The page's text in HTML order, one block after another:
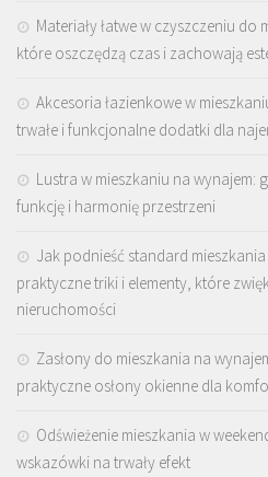
Materiały łatwe w czyszczeniu
które oszczędzą czas i zachowają
Akcesoria łazienkowe w
trwałe i funkcjonalne dodatki dla
Lustra w mieszkaniu na wynajem:
funkcję i harmonię przestrzeni
Jak podnieść standard
praktyczne triki i elementy, które
nieruchomości
Zasłony do mieszkania na
praktyczne osłony okienne dla
Odświeżenie mieszkania w
wskazówki na trwały efekt